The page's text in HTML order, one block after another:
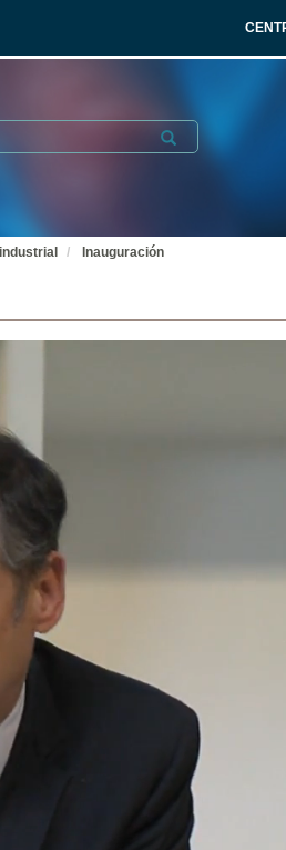
Submit
Inauguración